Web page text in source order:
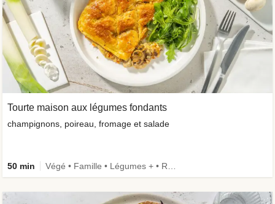
Tourte maison aux légumes fondants
champignons, poireau, fromage et salade
50 min